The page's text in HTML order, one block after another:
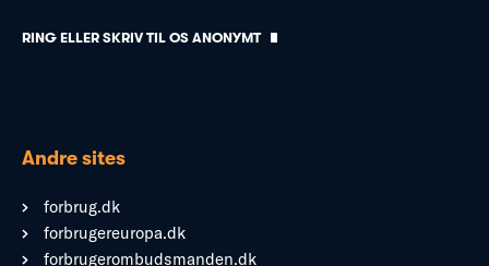
RING ELLER SKRIV TIL OS ANONYMT
Andre sites
forbrug.dk
forbrugereuropa.dk
forbrugerombudsmanden.dk